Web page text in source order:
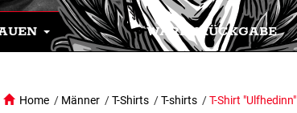
WARENRÜCKGABE
Home / Männer /T-Shirts /T-shirts /T-Shirt "Ulfhedinn"